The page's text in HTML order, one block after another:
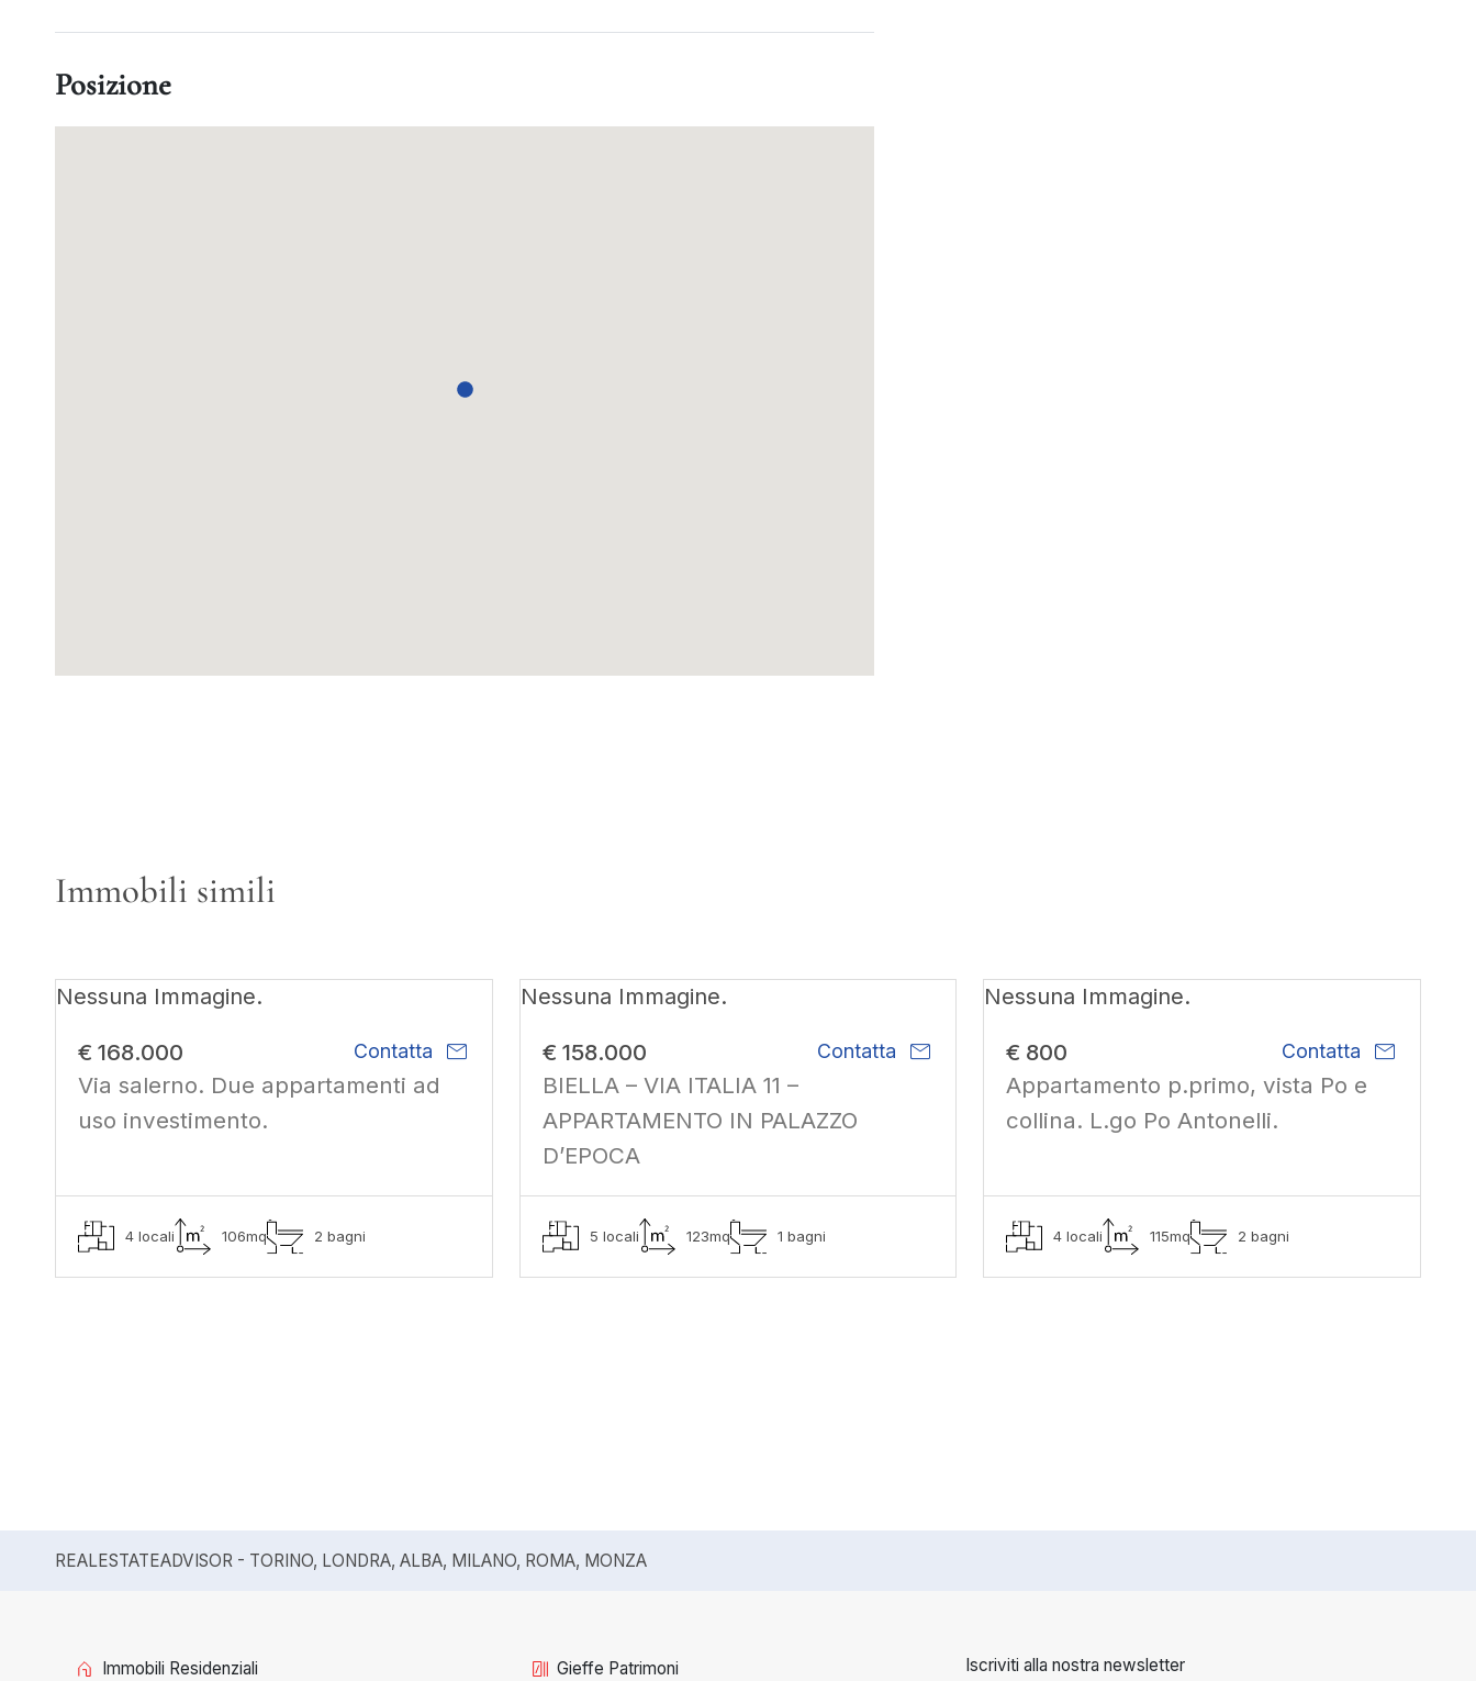
Posizione
Immobili simili
Nessuna Immagine.
€ 168.000 Contatta mail
Via salerno. Due appartamenti ad
uso investimento.
4 locali 106mq 2 bagni
Nessuna Immagine.
€ 158.000 Contatta mail
BIELLA – VIA ITALIA 11 –
APPARTAMENTO IN PALAZZO
D’EPOCA
5 locali 123mq 1 bagni
Nessuna Immagine.
€ 800 Contatta mail
Appartamento p.primo, vista Po e
collina. L.go Po Antonelli.
4 locali 115mq 2 bagni
REALESTATEADVISOR - TORINO, LONDRA, ALBA, MILANO, ROMA, MONZA
Immobili Residenziali Gieffe Patrimoni Iscriviti alla nostra newsletter